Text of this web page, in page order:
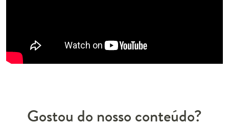
Gostou do nosso conteúdo?